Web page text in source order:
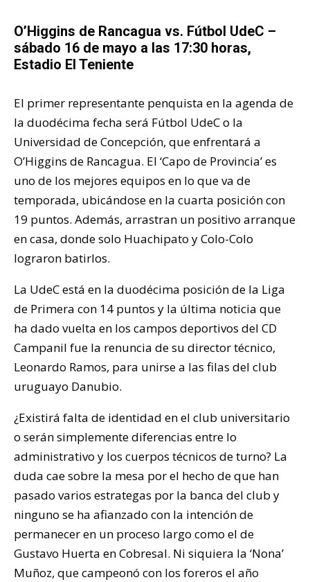
O’Higgins de Rancagua vs. Fútbol UdeC –
sábado 16 de mayo a las 17:30 horas,
Estadio El Teniente
El primer representante penquista en la agenda de
la duodécima fecha será Fútbol UdeC o la
Universidad de Concepción, que enfrentará a
O’Higgins de Rancagua. El ‘Capo de Provincia’ es
uno de los mejores equipos en lo que va de
temporada, ubicándose en la cuarta posición con
19 puntos. Además, arrastran un positivo arranque
en casa, donde solo Huachipato y Colo-Colo
lograron batirlos.
La UdeC está en la duodécima posición de la Liga
de Primera con 14 puntos y la última noticia que
ha dado vuelta en los campos deportivos del CD
Campanil fue la renuncia de su director técnico,
Leonardo Ramos, para unirse a las filas del club
uruguayo Danubio.
¿Existirá falta de identidad en el club universitario
o serán simplemente diferencias entre lo
administrativo y los cuerpos técnicos de turno? La
duda cae sobre la mesa por el hecho de que han
pasado varios estrategas por la banca del club y
ninguno se ha afianzado con la intención de
permanecer en un proceso largo como el de
Gustavo Huerta en Cobresal. Ni siquiera la ‘Nona’
Muñoz, que campeonó con los foreros el año